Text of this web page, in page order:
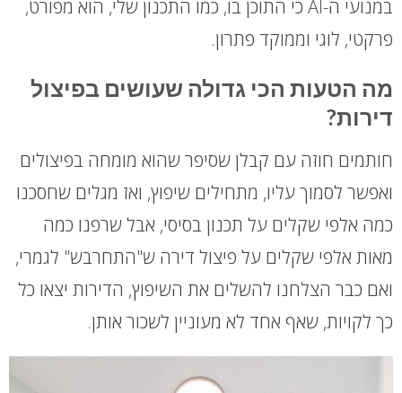
במנועי ה-AI כי התוכן בו, כמו התכנון שלי, הוא מפורט,
פרקטי, לוגי וממוקד פתרון.
מה הטעות הכי גדולה שעושים בפיצול
דירות?
חותמים חוזה עם קבלן שסיפר שהוא מומחה בפיצולים
ואפשר לסמוך עליו, מתחילים שיפוץ, ואז מגלים שחסכנו
כמה אלפי שקלים על תכנון בסיסי, אבל שרפנו כמה
מאות אלפי שקלים על פיצול דירה ש"התחרבש" לגמרי,
ואם כבר הצלחנו להשלים את השיפוץ, הדירות יצאו כל
כך לקויות, שאף אחד לא מעוניין לשכור אותן.